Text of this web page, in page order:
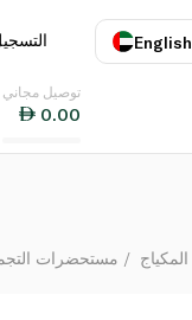
English
اللغة
توصيل مجاني
0.00
كيس إمبريس بريس أون
مستحضرات المكياج